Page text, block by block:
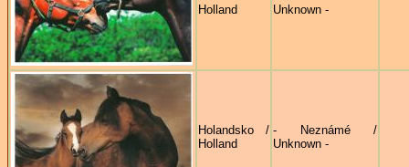
Holland
Unknown -
Holandsko /
Holland
- Neznámé /
Unknown -